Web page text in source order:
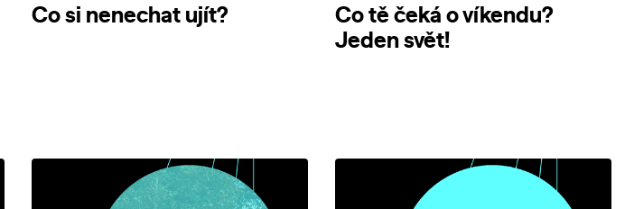
Co si nenechat ujít?
Co tě čeká o víkendu?
Jeden svět!